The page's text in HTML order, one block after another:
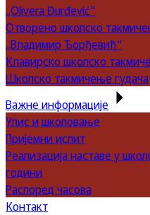
„Olivera Đurđević“
Отворено школско
„Владимир Ђорђевић“
Клавирско школско
Школско такмичење гудача
Важне информације
Упис и школовање
Пријемни испит
Реализација наставе у
години
Распоред часова
Контакт